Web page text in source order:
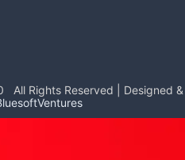
All Rights Reserved | Designed &